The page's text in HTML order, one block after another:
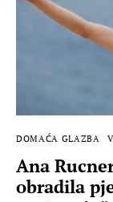
DOMAĆA GLAZBA
Ana
obradila